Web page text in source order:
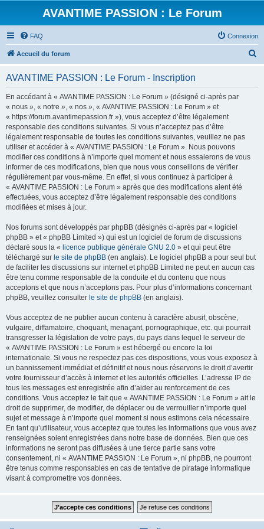
AVANTIME PASSION : Le Forum
FAQ Connexion
Accueil du forum
AVANTIME PASSION : Le Forum - Inscription
En accédant à « AVANTIME PASSION : Le Forum » (désigné ci-après par
« nous », « notre », « nos », « AVANTIME PASSION : Le Forum » et
« https://forum.avantimepassion.fr »), vous acceptez d’être légalement
responsable des conditions suivantes. Si vous n’acceptez pas d’être
légalement responsable de toutes les conditions suivantes, veuillez ne pas
utiliser et accéder à « AVANTIME PASSION : Le Forum ». Nous pouvons
modifier ces conditions à n’importe quel moment et nous essaierons de vous
informer de ces modifications, bien que nous vous conseillons de vérifier
régulièrement par vous-même. En effet, si vous continuez à participer à
« AVANTIME PASSION : Le Forum » après que des modifications aient été
effectuées, vous acceptez d’être légalement responsable des conditions
modifiées et mises à jour.
Nos forums sont développés par phpBB (désignés ci-après par « logiciel
phpBB » et « phpBB Limited ») qui est un logiciel de forum de discussions
déclaré sous la « licence publique générale GNU 2.0 » et qui peut être
téléchargé sur le site de phpBB (en anglais). Le logiciel phpBB a pour seul but
de faciliter les discussions sur internet et phpBB Limited ne peut en aucun cas
être tenu comme responsable de la conduite et du contenu que nous
acceptons et que nous n’acceptons pas. Pour plus d’informations concernant
phpBB, veuillez consulter le site de phpBB (en anglais).
Vous acceptez de ne publier aucun contenu à caractère abusif, obscène,
vulgaire, diffamatoire, choquant, menaçant, pornographique, etc. qui pourrait
transgresser la législation de votre pays, du pays dans lequel le serveur de
« AVANTIME PASSION : Le Forum » est hébergé ou encore la loi
internationale. Si vous ne respectez pas ces dispositions, vous vous exposez à
un bannissement immédiat et définitif et nous nous réservons le droit d’avertir
votre fournisseur d’accès à internet et les autorités officielles. L’adresse IP de
tous les messages est enregistrée afin d’aider au renforcement de ces
conditions. Vous acceptez le fait que « AVANTIME PASSION : Le Forum » ait le
droit de supprimer, de modifier, de déplacer ou de verrouiller n’importe quel
sujet et message à n’importe quel moment si nous estimons cela nécessaire.
En tant qu’utilisateur, vous acceptez que toutes les informations que vous avez
renseignées soient enregistrées dans notre base de données. Bien que ces
informations ne seront pas diffusées à une tierce partie sans votre
consentement, ni « AVANTIME PASSION : Le Forum », ni phpBB, ne pourront
être tenus comme responsables en cas de tentative de piratage informatique
visant à compromettre vos données.